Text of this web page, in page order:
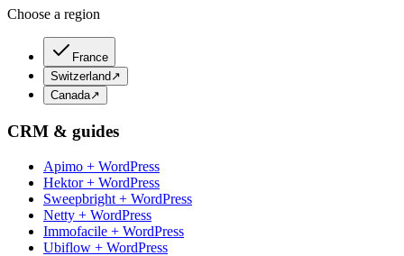
Choose a region
France
Switzerland ↗
Canada↗
CRM & guides
Apimo + WordPress
Hektor + WordPress
Sweepbright + WordPress
Netty + WordPress
Immofacile + WordPress
Ubiflow + WordPress